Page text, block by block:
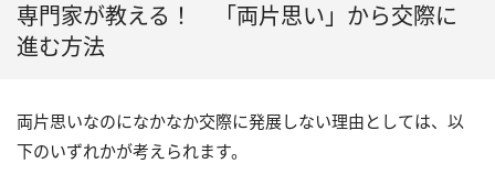
専門家が教える！ 「両片思い」から交際に
進む方法
両片思いなのになかなか交際に発展しない理由としては、以
下のいずれかが考えられます。